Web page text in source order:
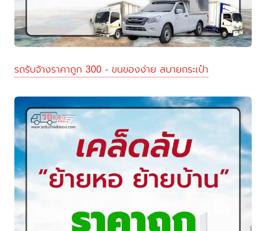
รถรับจ้างราคาถูก 300 - ขนของง่าย สบายกระเป๋า